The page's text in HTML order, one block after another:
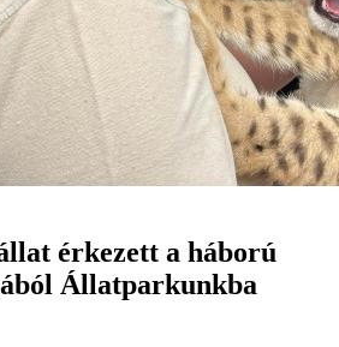
érkezett a háború
Állatparkunkba